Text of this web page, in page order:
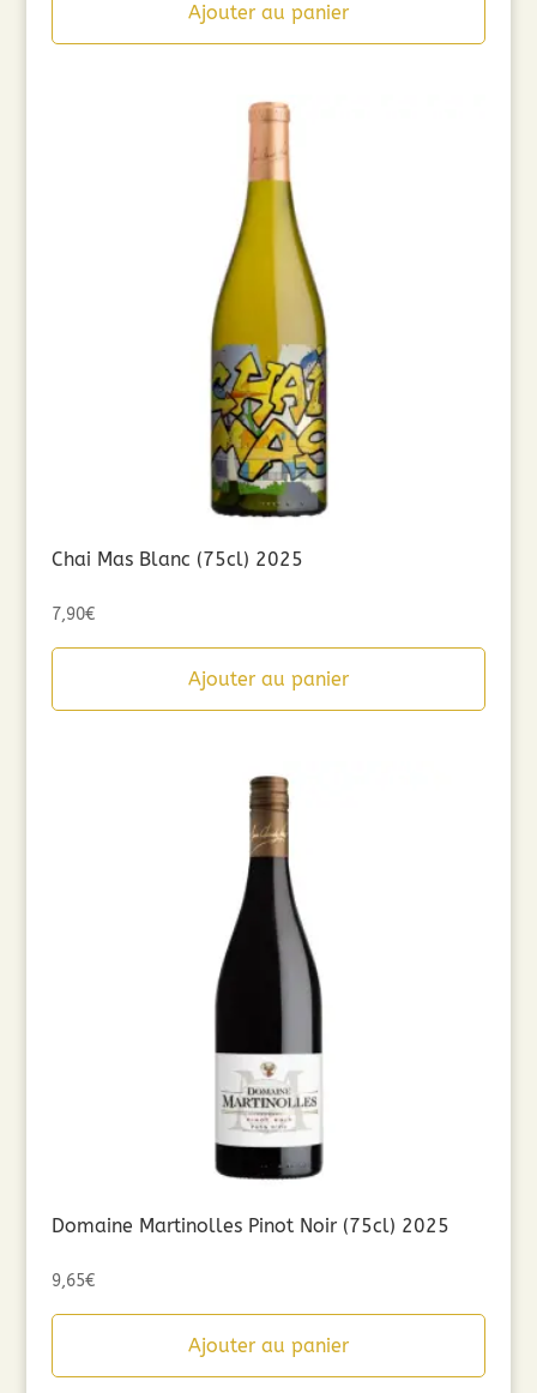
Ajouter au panier
Chai Mas Blanc (75cl) 2025
7,90€
Ajouter au panier
Domaine Martinolles Pinot Noir (75cl) 2025
9,65€
Ajouter au panier